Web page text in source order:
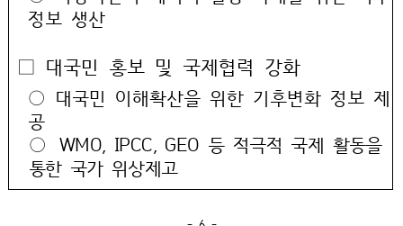
정보 생산
□ 대국민 홍보 및 국제협력 강화
○ 대국민 이해확산을 위한 기후변화 정보 제
공
○WMO, IPCC, GEO 등 적극적 국제 활동을
통한 국가 위상제고